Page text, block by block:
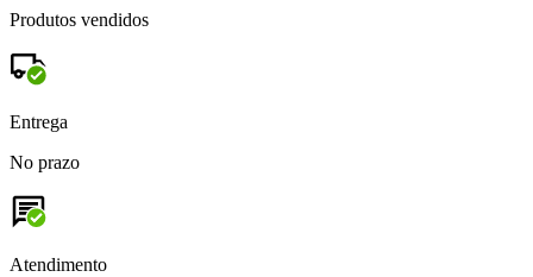
Produtos vendidos
Entrega
No prazo
Atendimento